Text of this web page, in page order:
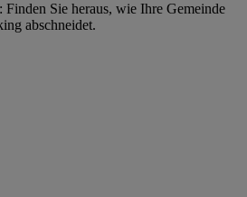
Sie heraus, wie Ihre Gemeinde
abschneidet.